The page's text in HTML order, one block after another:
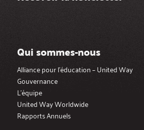
Qui sommes-nous
Alliance pour l’éducation – United Way
Gouvernance
L’équipe
United Way Worldwide
Rapports Annuels